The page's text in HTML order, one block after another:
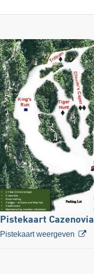
Pistekaart Cazenovia
Pistekaart weergeven